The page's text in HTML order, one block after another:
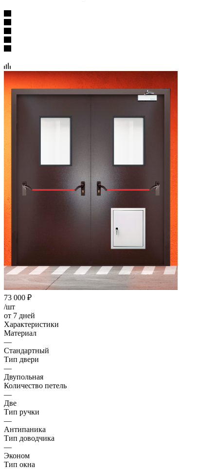
73 000 ₽
/шт
от 7 дней
Характеристики
Материал
—
Стандартный
Тип двери
—
Двупольная
Количество петель
—
Две
Тип ручки
—
Антипаника
Тип доводчика
—
Эконом
Тип окна